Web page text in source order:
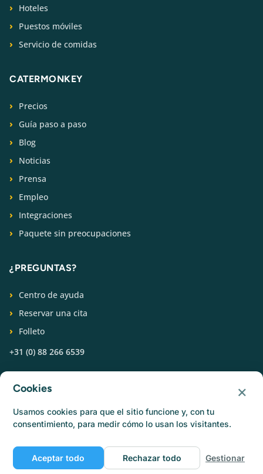
Hoteles
Puestos móviles
Servicio de comidas
CATERMONKEY
Precios
Guía paso a paso
Blog
Noticias
Prensa
Empleo
Integraciones
Paquete sin preocupaciones
¿PREGUNTAS?
Centro de ayuda
Reservar una cita
Folleto
+31 (0) 88 266 6539
© Catermonkey
Cookies ×
Usamos cookies para que el sitio funcione y, con tu
consentimiento, para medir cómo lo usan los visitantes.
Aceptar todo Rechazar todo Gestionar